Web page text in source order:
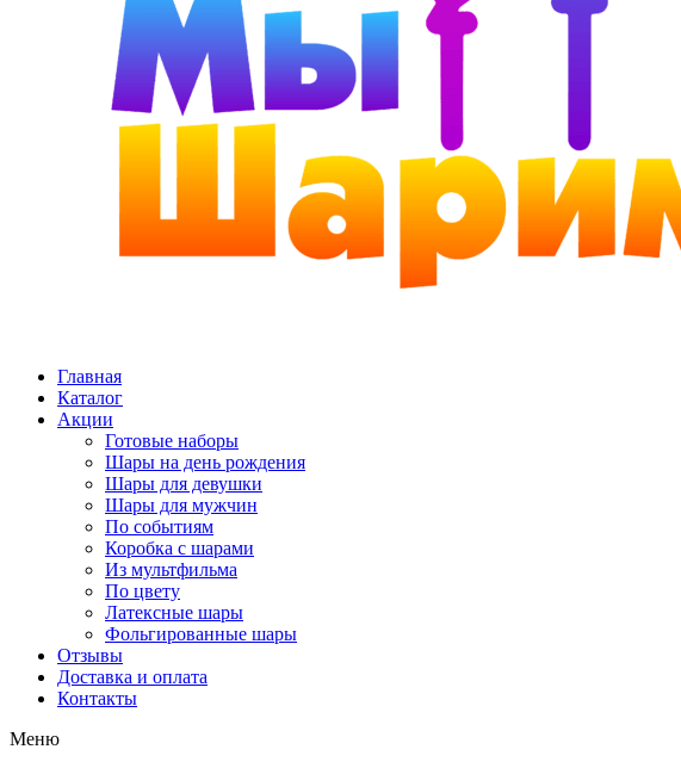
Главная
Каталог
Акции
Готовые наборы
Шары на день рождения
Шары для девушки
Шары для мужчин
По событиям
Коробка с шарами
Из мультфильма
По цвету
Латексные шары
Фольгированные шары
Отзывы
Доставка и оплата
Контакты
Меню